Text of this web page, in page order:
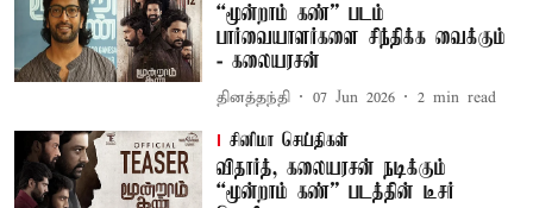
“மூன்றாம் கண்” படம்
பார்வையாளர்களை சிந்திக்க வைக்கும்
- கலையரசன்
தினத்தந்தி 07 Jun 2026 2 min read
சினிமா செய்திகள்
விதார்த், கலையரசன் நடிக்கும்
“மூன்றாம் கண்” படத்தின் டீசர்